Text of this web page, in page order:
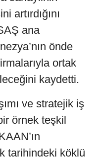
artırdığını
ana
önde
ortak
kaydetti.
ve stratejik iş
örnek teşkil
tarihindeki köklü